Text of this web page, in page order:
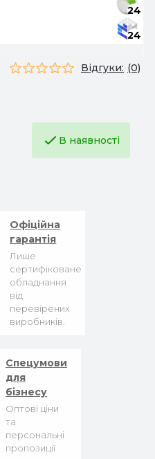
24
24
Відгуки: (0)
В наявності
Офіційна
гарантія
Лише
сертифіковане
обладнання
від
перевірених
виробників.
Спецумови
для
бізнесу
Оптові ціни
та
персональні
пропозиції